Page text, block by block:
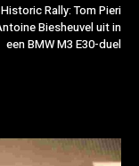
Historic Rally: Tom Pieri
Biesheuvel uit in
een BMW M3 E30-duel